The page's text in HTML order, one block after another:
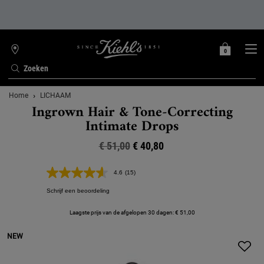
Zoeken
WINKELZOEKER
MIJN
0
0 PRODUCT
Hoofdinhoud
Home LICHAAM
Ingrown Hair & Tone-Correcting
Intimate Drops
Oude prijs
€ 51,00 Nieuwe prijs
€ 40,80
4.6 Lees
paginalink.
(15)
Schrijf een beoordeling
Laagste prijs van de afgelopen 30 dagen: € 51,00
NEW